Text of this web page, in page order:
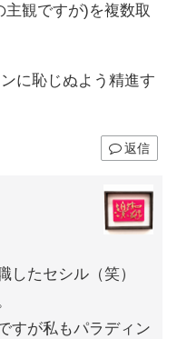
観ですが)を複数取
に恥じぬよう精進す
返信
したセシル（笑）
すが私もパラディン